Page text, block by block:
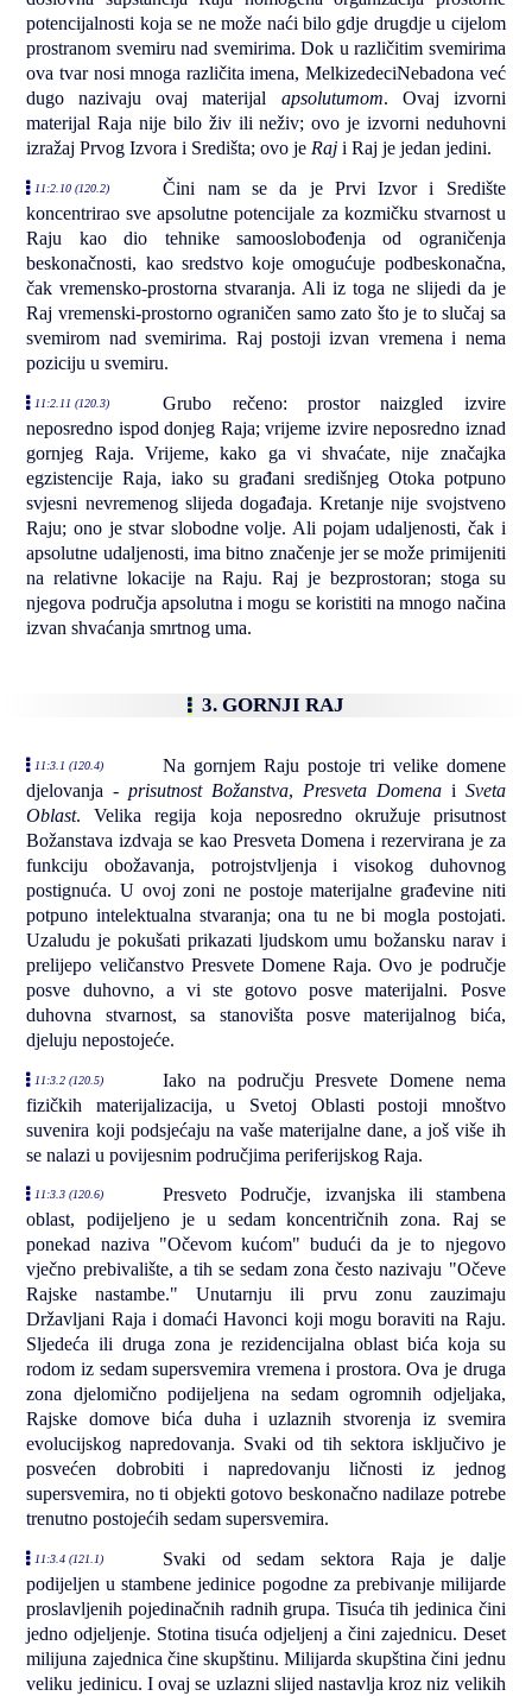
potencijalnosti koja se ne može naći bilo gdje drugdje u cijelom
prostranom svemiru nad svemirima. Dok u različitim svemirima
ova tvar nosi mnoga različita imena, MelkizedeciNebadona već
dugo nazivaju ovaj materijal apsolutumom. Ovaj izvorni
materijal Raja nije bilo živ ili neživ; ovo je izvorni neduhovni
izražaj Prvog Izvora i Središta; ovo je Raj i Raj je jedan jedini.
11:2.10 (120.2)
Čini nam se da je Prvi Izvor i Središte
koncentrirao sve apsolutne potencijale za kozmičku stvarnost u
Raju kao dio tehnike samooslobođenja od ograničenja
beskonačnosti, kao sredstvo koje omogućuje podbeskonačna,
čak vremensko-prostorna stvaranja. Ali iz toga ne slijedi da je
Raj vremenski-prostorno ograničen samo zato što je to slučaj sa
svemirom nad svemirima. Raj postoji izvan vremena i nema
poziciju u svemiru.
11:2.11 (120.3)
Grubo rečeno: prostor naizgled izvire
neposredno ispod donjeg Raja; vrijeme izvire neposredno iznad
gornjeg Raja. Vrijeme, kako ga vi shvaćate, nije značajka
egzistencije Raja, iako su građani središnjeg Otoka potpuno
svjesni nevremenog slijeda događaja. Kretanje nije svojstveno
Raju; ono je stvar slobodne volje. Ali pojam udaljenosti, čak i
apsolutne udaljenosti, ima bitno značenje jer se može primijeniti
na relativne lokacije na Raju. Raj je bezprostoran; stoga su
njegova područja apsolutna i mogu se koristiti na mnogo načina
izvan shvaćanja smrtnog uma.
3. GORNJI RAJ
11:3.1 (120.4)
Na gornjem Raju postoje tri velike domene
djelovanja -prisutnost Božanstva, Presveta Domena i Sveta
Oblast. Velika regija koja neposredno okružuje prisutnost
Božanstava izdvaja se kao Presveta Domena i rezervirana je za
funkciju obožavanja, potrojstvljenja i visokog duhovnog
postignuća. U ovoj zoni ne postoje materijalne građevine niti
potpuno intelektualna stvaranja; ona tu ne bi mogla postojati.
Uzaludu je pokušati prikazati ljudskom umu božansku narav i
prelijepo veličanstvo Presvete Domene Raja. Ovo je područje
posve duhovno, a vi ste gotovo posve materijalni. Posve
duhovna stvarnost, sa stanovišta posve materijalnog bića,
djeluju nepostojeće.
11:3.2 (120.5)
Iako na području Presvete Domene nema
fizičkih materijalizacija, u Svetoj Oblasti postoji mnoštvo
suvenira koji podsjećaju na vaše materijalne dane, a još više ih
se nalazi u povijesnim područjima periferijskog Raja.
11:3.3 (120.6)
Presveto Područje, izvanjska ili stambena
oblast, podijeljeno je u sedam koncentričnih zona. Raj se
ponekad naziva "Očevom kućom" budući da je to njegovo
vječno prebivalište, a tih se sedam zona često nazivaju "Očeve
Rajske nastambe." Unutarnju ili prvu zonu zauzimaju
Državljani Raja i domaći Havonci koji mogu boraviti na Raju.
Sljedeća ili druga zona je rezidencijalna oblast bića koja su
rodom iz sedam supersvemira vremena i prostora. Ova je druga
zona djelomično podijeljena na sedam ogromnih odjeljaka,
Rajske domove bića duha i uzlaznih stvorenja iz svemira
evolucijskog napredovanja. Svaki od tih sektora isključivo je
posvećen dobrobiti i napredovanju ličnosti iz jednog
supersvemira, no ti objekti gotovo beskonačno nadilaze potrebe
trenutno postojećih sedam supersvemira.
11:3.4 (121.1)
Svaki od sedam sektora Raja je dalje
podijeljen u stambene jedinice pogodne za prebivanje milijarde
proslavljenih pojedinačnih radnih grupa. Tisuća tih jedinica čini
jedno odjeljenje. Stotina tisuća odjeljenj a čini zajednicu. Deset
milijuna zajednica čine skupštinu. Milijarda skupština čini jednu
veliku jedinicu. I ovaj se uzlazni slijed nastavlja kroz niz velikih